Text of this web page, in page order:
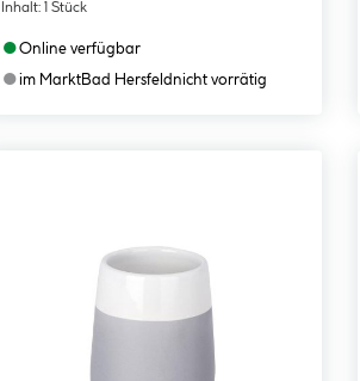
Inhalt: 1 Stück
●Online verfügbar
●im MarktBad Hersfeldnicht vorrätig